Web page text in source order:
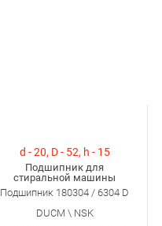
d - 20, D - 52, h - 15
Подшипник для
стиральной машины
Подшипник 180304 / 6304 D
DUCM \ NSK